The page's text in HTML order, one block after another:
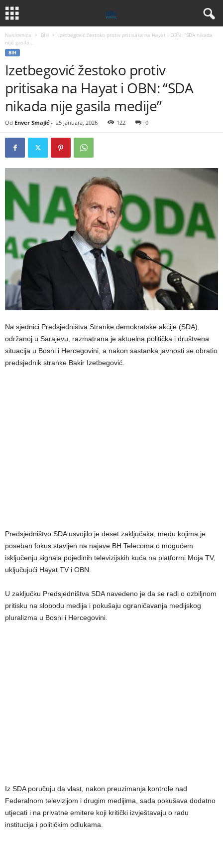
Naslovnica BIH
Izetbegović žestoko protiv pritisaka na Hayat i OBN: “SDA nikada
nije gasila...
BIH
Izetbegović žestoko protiv
pritisaka na Hayat i OBN: “SDA
nikada nije gasila medije”
Od Enver Smajić - 25 Januara, 2026 122 0
Na sjednici Predsjedništva Stranke demokratske akcije (SDA),
održanoj u Sarajevu, razmatrana je aktuelna politička i društvena
situacija u Bosni i Hercegovini, a nakon sastanka javnosti se obratio
predsjednik stranke Bakir Izetbegović.
Predsjedništvo SDA usvojilo je deset zaključaka, među kojima je
poseban fokus stavljen na najave BH Telecoma o mogućem
isključenju signala pojedinih televizijskih kuća na platformi Moja TV,
uključujući Hayat TV i OBN.
U zaključku Predsjedništva SDA navedeno je da se radi o ozbiljnom
pritisku na slobodu medija i pokušaju ograničavanja medijskog
pluralizma u Bosni i Hercegovini.
Iz SDA poručuju da vlast, nakon preuzimanja kontrole nad
Federalnom televizijom i drugim medijima, sada pokušava dodatno
utjecati i na privatne emitere koji kritički izvještavaju o radu
institucija i političkim odlukama.